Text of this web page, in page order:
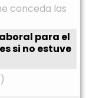
conceda las
para el
si no estuve